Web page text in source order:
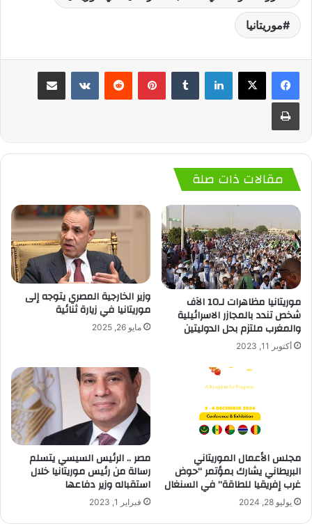
موريتانيا
لينكدإن بينتيريست
مقالات ذات صلة
موريتانيا مظاهرات لـ10 الآف
شخص تندد بالمجازر الاسرائيلية
والمغرب ملتزم بحل الدوليتين
أكتوبر 11, 2023
وزير الخارجية المصري يتوجه إلى
موريتانيا في زيارة ثنائية
مايو 26, 2025
مجلس الأعمال الموريتاني
البريطاني يشارك بمؤتمر “حوض
غرب إفريقيا للطاقة” في السنغال
يوليو 28, 2024
مصر .. الرئيس السيسي يتسلم
رسالة من رئيس موريتانيا خلال
استقباله وزير دفاعها
فبراير 1, 2023